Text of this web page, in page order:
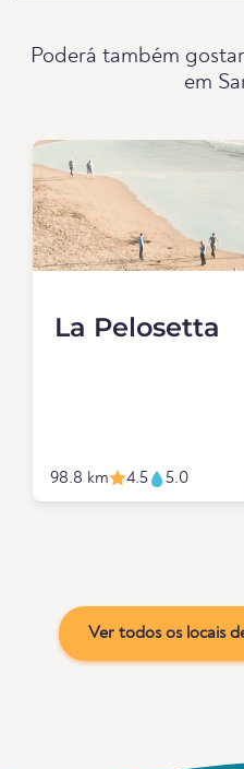
Poderá também
em
La Pelosetta
98.8 km 4.5 5.0
Ver todos os locais